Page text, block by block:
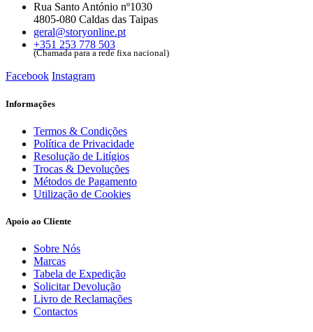
Rua Santo António nº1030
4805-080 Caldas das Taipas
geral@storyonline.pt
+351 253 778 503
(Chamada para a rede fixa nacional)
Facebook Instagram
Informações
Termos & Condições
Política de Privacidade
Resolução de Litígios
Trocas & Devoluções
Métodos de Pagamento
Utilização de Cookies
Apoio ao Cliente
Sobre Nós
Marcas
Tabela de Expedição
Solicitar Devolução
Livro de Reclamações
Contactos